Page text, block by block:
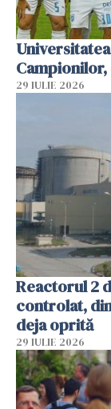
Campionilor,
29 IULIE 2026
Reactorul 2
controlat,
deja oprită
29 IULIE 2026